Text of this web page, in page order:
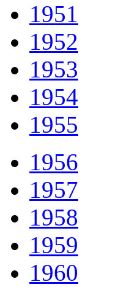
1951
1952
1953
1954
1955
1956
1957
1958
1959
1960